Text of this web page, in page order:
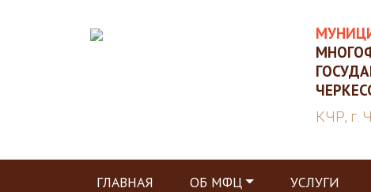
КЧР, г.
ГЛАВНАЯ ОБ МФЦ УСЛУГИ